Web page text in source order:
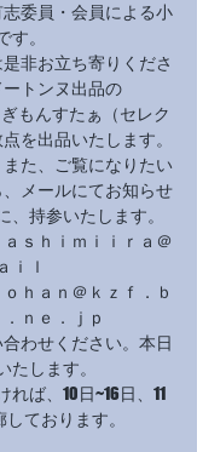
委員・会員による小
す。
非お立ち寄りくださ
トンヌ出品の
もんすたぁ（セレク
を出品いたします。
た、ご覧になりたい
メールにてお知らせ
、持参いたします。
ｓｈｉｍｉｉｒａ＠
ｉｌ
ｈａｎ＠ｋｚｆ．ｂ
ｎｅ．ｊｐ
わせください。本日
たします。
ば、10日~16日、11
ております。